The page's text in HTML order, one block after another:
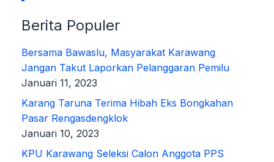
Berita Populer
Bersama Bawaslu, Masyarakat Karawang
Jangan Takut Laporkan Pelanggaran Pemilu
Januari 11, 2023
Karang Taruna Terima Hibah Eks Bongkahan
Pasar Rengasdengklok
Januari 10, 2023
KPU Karawang Seleksi Calon Anggota PPS